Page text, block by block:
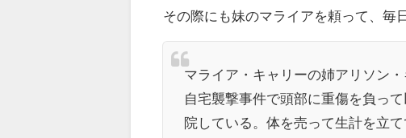
その際にも妹のマライアを頼って、毎
マライア・キャリーの姉アリソン
自宅襲撃事件で頭部に重傷を負っ
院している。体を売って生計を立